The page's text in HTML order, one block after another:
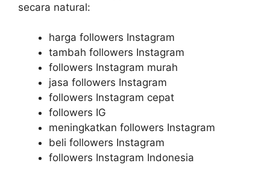
secara natural:
harga followers Instagram
tambah followers Instagram
followers Instagram murah
jasa followers Instagram
followers Instagram cepat
followers IG
meningkatkan followers Instagram
beli followers Instagram
followers Instagram Indonesia